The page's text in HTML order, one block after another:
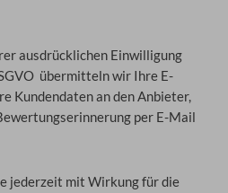
ausdrücklichen Einwilligung
übermitteln wir Ihre E-
Kundendaten an den Anbieter,
per E-Mail
jederzeit mit Wirkung für die